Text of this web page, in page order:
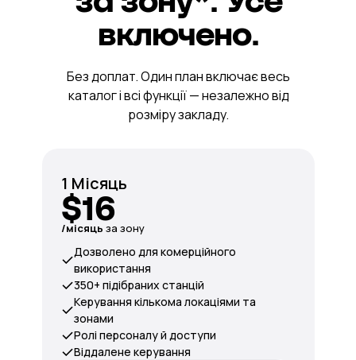
включено.
1 Місяць
$16
/місяць за зону
Дозволено для комерційного
використання
350+ підібраних станцій
Керування кількома локаціями та
зонами
Ролі персоналу й доступи
Віддалене керування
Без доплат. Один план включає весь
каталог і всі функції — незалежно від
розміру закладу.